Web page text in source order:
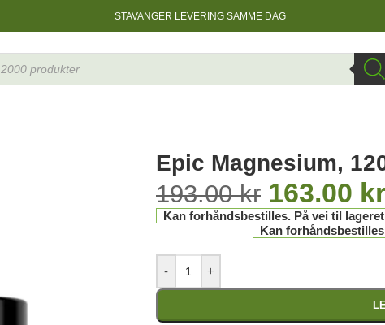
STAVANGER LEVERING SAMME DAG
Epic Magnesium,
193.00kr 163.00 kr
Kan forhåndsbestilles. På vei til
Kan
- +